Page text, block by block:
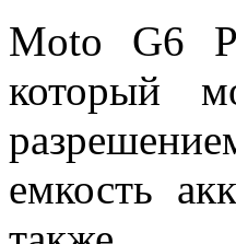
Moto G6
который
емкость